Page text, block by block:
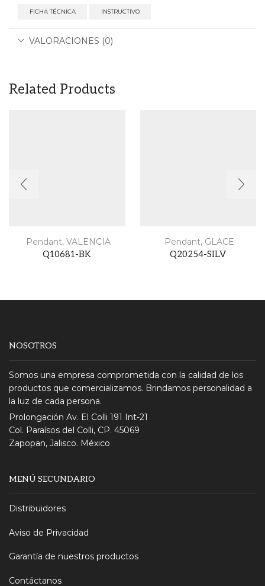
FICHA TÉCNICA INSTRUCTIVO
VALORACIONES (0)
Related Products
Pendant, VALENCIA
Q10681-BK
Pendant, GLACE
Q20254-SILV
NOSOTROS
Somos una empresa comprometida con la calidad de los
productos que comercializamos. Brindamos personalidad a
la luz de cada persona.
Prolongación Av. El Colli 191 Int-21
Col. Paraísos del Colli, CP. 45069
Zapopan, Jalisco. México
MENÚ SECUNDARIO
Distribuidores
Aviso de Privacidad
Garantía de nuestros productos
Contáctanos